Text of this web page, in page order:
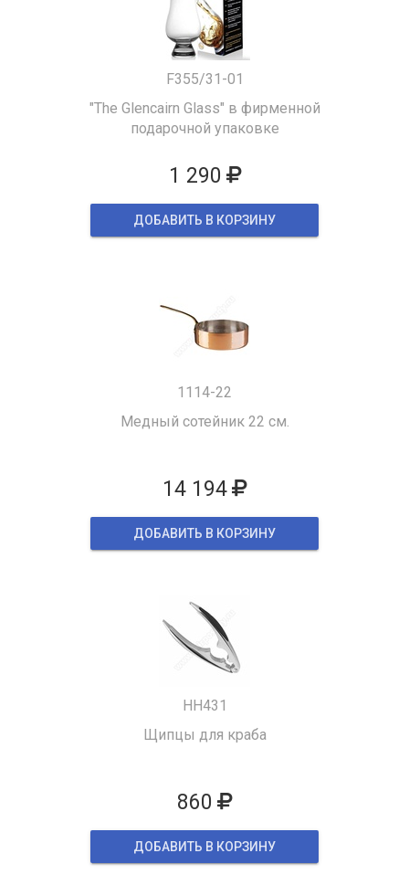
F355/31-01
"The Glencairn Glass" в фирменной
подарочной упаковке
1 290
ДОБАВИТЬ В КОРЗИНУ
1114-22
Медный сотейник 22 см.
14 194
ДОБАВИТЬ В КОРЗИНУ
HH431
Щипцы для краба
860
ДОБАВИТЬ В КОРЗИНУ